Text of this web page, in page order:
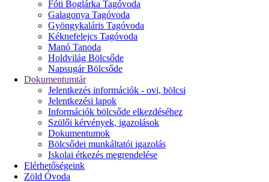
Fóti Boglárka Tagóvoda
Galagonya Tagóvoda
Gyöngykaláris Tagóvoda
Kéknefelejcs Tagóvoda
Manó Tanoda
Holdvilág Bölcsőde
Napsugár Bölcsőde
Dokumentumtár
Jelentkezés információk - ovi, bölcsi
Jelentkezési lapok
Információk bölcsőde elkezdéséhez
Szülői kérvények, igazolások
Dokumentumok
Bölcsődei munkáltatói igazolás
Iskolai étkezés megrendelése
Elérhetőségeink
Zöld Óvoda